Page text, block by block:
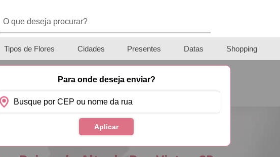
Tipos de Flores Cidades Presentes Datas Shopping
Para onde deseja enviar?
Aplicar
Cestas de Café da Manh